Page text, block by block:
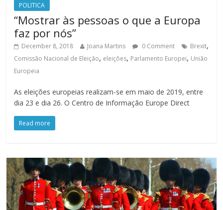
POLITICA
“Mostrar às pessoas o que a Europa
faz por nós”
December 8, 2018 Joana Martins 0 Comment Brexit,
Comissão Nacional de Eleição, eleições, Parlamento Europei, União
Europeia
As eleições europeias realizam-se em maio de 2019, entre
dia 23 e dia 26. O Centro de Informação Europe Direct
Read more